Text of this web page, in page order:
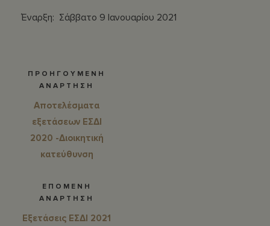
Έναρξη: Σάββατο 9 Ιανουαρίου 2021
ΠΡΟΗΓΟΥΜΕΝΗ
ΑΝΑΡΤΗΣΗ
Αποτελέσματα
εξετάσεων ΕΣΔΙ
2020 -Διοικητική
κατεύθυνση
ΕΠΟΜΕΝΗ
ΑΝΑΡΤΗΣΗ
Εξετάσεις ΕΣΔΙ 2021